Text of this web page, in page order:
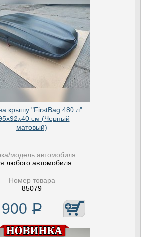
крышу "FirstBag 480 л"
см (Черный
матовый)
модель автомобиля
любого автомобиля
Номер товара
85079
Р